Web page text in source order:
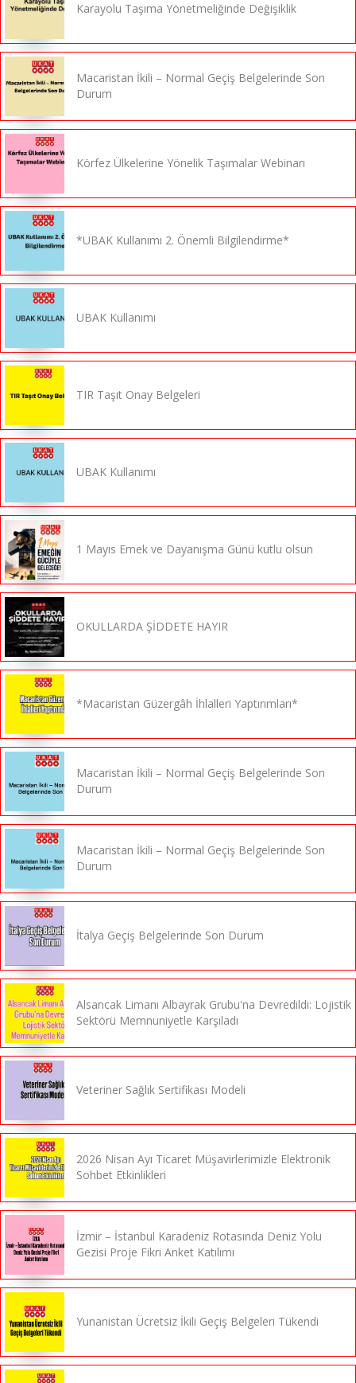
Karayolu Taşıma Yönetmeliğinde Değişiklik
Macaristan İkili – Normal Geçiş Belgelerinde Son
Durum
Körfez Ülkelerine Yönelik Taşımalar Webinarı
*UBAK Kullanımı 2. Önemli Bilgilendirme*
UBAK Kullanımı
TIR Taşıt Onay Belgeleri
UBAK Kullanımı
1 Mayıs Emek ve Dayanışma Günü kutlu olsun
OKULLARDA ŞİDDETE HAYIR
*Macaristan Güzergâh İhlalleri Yaptırımları*
Macaristan İkili – Normal Geçiş Belgelerinde Son
Durum
Macaristan İkili – Normal Geçiş Belgelerinde Son
Durum
İtalya Geçiş Belgelerinde Son Durum
Alsancak Limanı Albayrak Grubu'na Devredildi: Lojistik
Sektörü Memnuniyetle Karşıladı
Veteriner Sağlık Sertifikası Modeli
2026 Nisan Ayı Ticaret Müşavirlerimizle Elektronik
Sohbet Etkinlikleri
İzmir – İstanbul Karadeniz Rotasında Deniz Yolu
Gezisi Proje Fikri Anket Katılımı
Yunanistan Ücretsiz İkili Geçiş Belgeleri Tükendi